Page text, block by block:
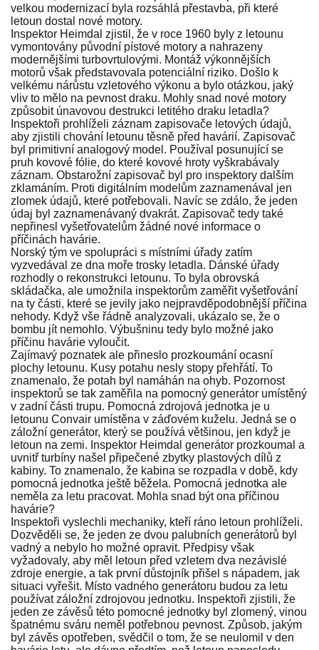
velkou modernizací byla rozsáhlá přestavba, při které
letoun dostal nové motory.
Inspektor Heimdal zjistil, že v roce 1960 byly z letounu
vymontovány původní pístové motory a nahrazeny
modernějšími turbovrtulovými. Montáž výkonnějších
motorů však představovala potenciální riziko. Došlo k
velkému nárůstu vzletového výkonu a bylo otázkou, jaký
vliv to mělo na pevnost draku. Mohly snad nové motory
způsobit únavovou destrukci letitého draku letadla?
Inspektoři prohlíželi záznam zapisovače letových údajů,
aby zjistili chování letounu těsně před havárií. Zapisovač
byl primitivní analogový model. Používal posunující se
pruh kovové fólie, do které kovové hroty vyškrabávaly
záznam. Obstarožní zapisovač byl pro inspektory dalším
zklamáním. Proti digitálním modelům zaznamenával jen
zlomek údajů, které potřebovali. Navíc se zdálo, že jeden
údaj byl zaznamenávaný dvakrát. Zapisovač tedy také
nepřinesl vyšetřovatelům žádné nové informace o
příčinách havárie.
Norský tým ve spolupráci s místními úřady zatím
vyzvedával ze dna moře trosky letadla. Dánské úřady
rozhodly o rekonstrukci letounu. To byla obrovská
skládačka, ale umožnila inspektorům zaměřit vyšetřování
na ty části, které se jevily jako nejpravděpodobnější příčina
nehody. Když vše řádně analyzovali, ukázalo se, že o
bombu jít nemohlo. Výbušninu tedy bylo možné jako
příčinu havárie vyloučit.
Zajímavý poznatek ale přineslo prozkoumání ocasní
plochy letounu. Kusy potahu nesly stopy přehřátí. To
znamenalo, že potah byl namáhán na ohyb. Pozornost
inspektorů se tak zaměřila na pomocný generátor umístěný
v zadní části trupu. Pomocná zdrojová jednotka je u
letounu Convair umístěna v záďovém kuželu. Jedná se o
záložní generátor, který se používá většinou, jen když je
letoun na zemi. Inspektor Heimdal generátor prozkoumal a
uvnitř turbíny našel připečené zbytky plastových dílů z
kabiny. To znamenalo, že kabina se rozpadla v době, kdy
pomocná jednotka ještě běžela. Pomocná jednotka ale
neměla za letu pracovat. Mohla snad být ona příčinou
havárie?
Inspektoři vyslechli mechaniky, kteří ráno letoun prohlíželi.
Dozvěděli se, že jeden ze dvou palubních generátorů byl
vadný a nebylo ho možné opravit. Předpisy však
vyžadovaly, aby měl letoun před vzletem dva nezávislé
zdroje energie, a tak první důstojník přišel s nápadem, jak
situaci vyřešit. Místo vadného generátoru budou za letu
používat záložní zdrojovou jednotku. Inspektoři zjistili, že
jeden ze závěsů této pomocné jednotky byl zlomený, vinou
špatnému sváru neměl potřebnou pevnost. Způsob, jakým
byl závěs opotřeben, svědčil o tom, že se neulomil v den